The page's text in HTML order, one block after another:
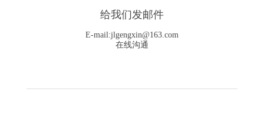
给我们发邮件
E-mail:jlgengxin@163.com
在线沟通